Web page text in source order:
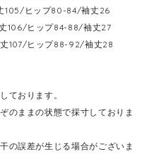
ヒップ80-84/袖丈26
106/ヒップ84-88/袖丈27
107/ヒップ88-92/袖丈28
ております。
のままの状態で採寸しておりま
の誤差が生じる場合がございま